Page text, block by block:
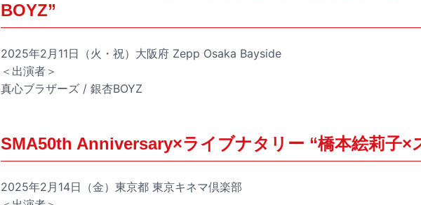
BOYZ”
2025年2月11日（火・祝）大阪府 Zepp Osaka Bayside
＜出演者＞
真心ブラザーズ / 銀杏BOYZ
SMA50th Anniversary×ライブナタリー “橋本絵莉子×
2025年2月14日（金）東京都 東京キネマ倶楽部